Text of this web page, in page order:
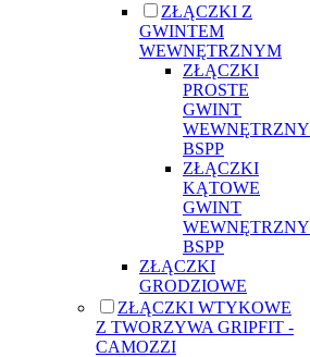
ZŁĄCZKI Z
GWINTEM
WEWNĘTRZNYM
ZŁĄCZKI
PROSTE
GWINT
WEWNĘTRZNY
BSPP
ZŁĄCZKI
KĄTOWE
GWINT
WEWNĘTRZNY
BSPP
ZŁĄCZKI
GRODZIOWE
ZŁĄCZKI WTYKOWE
Z TWORZYWA GRIPFIT -
CAMOZZI